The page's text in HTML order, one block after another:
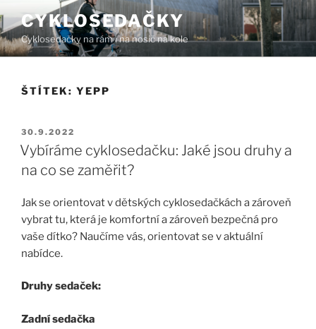
k
obsahu
webu
CYKLOSEDAČKY
Cyklosedačky na rám i na nosič na kole
ŠTÍTEK: YEPP
PUBLIKOVÁNO
30.9.2022
Vybíráme cyklosedačku: Jaké jsou druhy a
na co se zaměřit?
Jak se orientovat v dětských cyklosedačkách a zároveň
vybrat tu, která je komfortní a zároveň bezpečná pro
vaše dítko? Naučíme vás, orientovat se v aktuální
nabídce.
Druhy sedaček:
Zadní sedačka